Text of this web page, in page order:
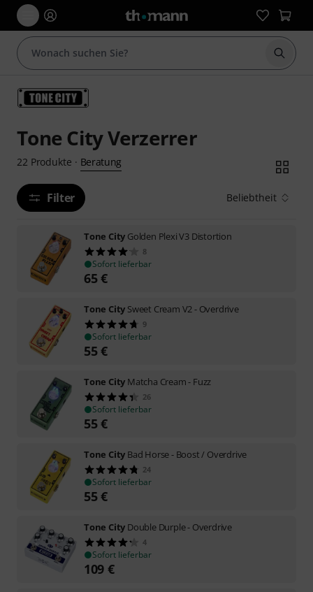
Suche
Tone City Verzerrer
22 Produkte · Beratung
Filter Beliebtheit
Tone City Golden Plexi V3 Distortion
8
Sofort lieferbar
65€
Tone City Sweet Cream V2 - Overdrive
9
Sofort lieferbar
55€
Tone City Matcha Cream - Fuzz
26
Sofort lieferbar
55€
Tone City Bad Horse - Boost / Overdrive
24
Sofort lieferbar
55€
Tone City Double Durple - Overdrive
4
Sofort lieferbar
109 €